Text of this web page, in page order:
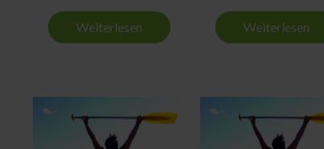
Weiterlesen Weiterlesen